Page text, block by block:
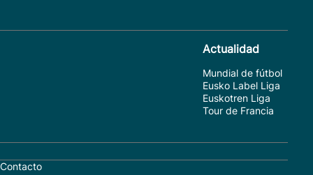
Actualidad
Mundial de fútbol
Eusko Label Liga
Euskotren Liga
Tour de Francia
Contacto